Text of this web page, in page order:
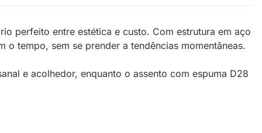
perfeito entre estética e custo. Com estrutura em aço
tempo, sem se prender a tendências momentâneas.
e acolhedor, enquanto o assento com espuma D28